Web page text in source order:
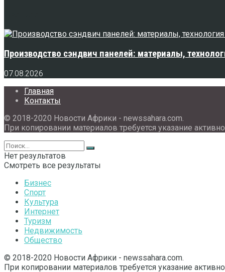
Производство сэндвич панелей: материалы,
07.08.2026
Главная
Контакты
© 2018-2020 Новости Африки - newssahara.com.
При копировании материалов требуется указание
Нет результатов
Смотреть все результаты
Бизнес
Спорт
Культура
Интернет
Туризм
Недвижимость
Общество
© 2018-2020 Новости Африки - newssahara.com.
При копировании материалов требуется указание